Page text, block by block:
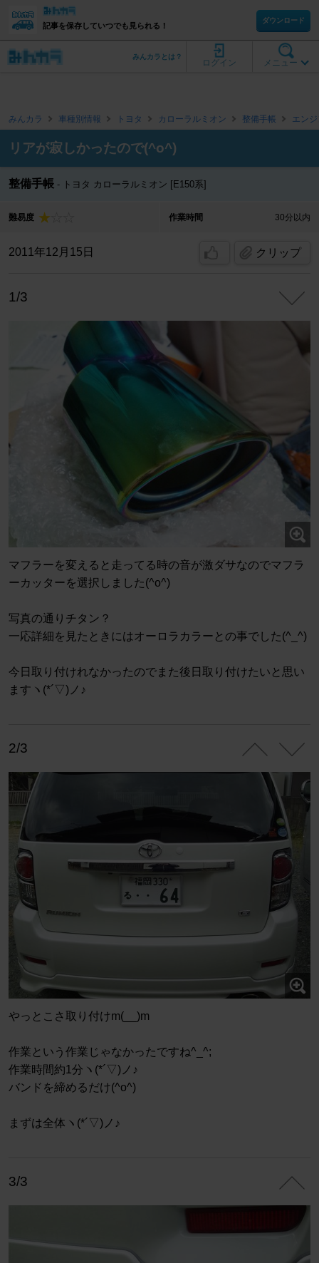
記事を保存していつでも見られる！
ダウンロード
メニュー
ログイン
みんカラとは？
みんカラ 車種別情報 トヨタ カローラルミオン 整備手帳 エン
リアが寂しかったので(^o^)
整備手帳 トヨタ カローラルミオン [E150系]
難易度 作業時間 30分以内
2011年12月15日 クリップ
1/3
マフラーを変えると走ってる時の音が激ダサなのでマフラ
ーカッターを選択しました(^o^)
写真の通りチタン？
一応詳細を見たときにはオーロラカラーとの事でした(^_^)
今日取り付けれなかったのでまた後日取り付けたいと思い
ますヽ(*´▽)ノ♪
2/3
やっとこさ取り付けm(__)m
作業という作業じゃなかったですね^_^;
作業時間約1分ヽ(*´▽)ノ♪
バンドを締めるだけ(^o^)
まずは全体ヽ(*´▽)ノ♪
3/3